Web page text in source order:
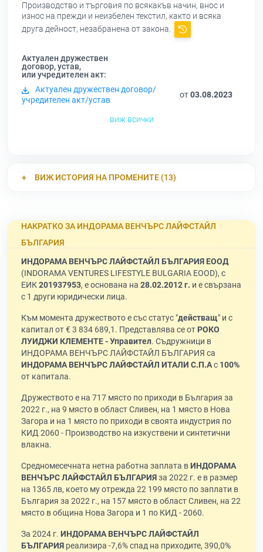
Производство и търговия по всякакъв начин, внос и
износ на прежди и неизбелен текстил, както и всяка
друга дейност, незабранена от закона.
Актуален дружествен
договор, устав,
или учредителен акт:
Актуален дружествен договор/
учредителен акт/устав
от03.08.2023
виж всички
ВИЖ ИСТОРИЯ НА ПРОМЕНИТЕ (13)
НАКРАТКО ЗА ИНДОРАМА ВЕНЧЪРС ЛАЙФСТАЙЛ
БЪЛГАРИЯ
ИНДОРАМА ВЕНЧЪРС ЛАЙФСТАЙЛ БЪЛГАРИЯ ЕООД
(INDORAMA VENTURES LIFESTYLE BULGARIA EOOD), с
ЕИК201937953, е основана на 28.02.2012 г. и е свързана
с 1 други юридически лица.
Към момента дружеството е със статус "действащ" и с
капитал от € 3 834 689,1. Представлява се от РОКО
ЛУИДЖИ КЛЕМЕНТЕ - Управител. Съдружници в
ИНДОРАМА ВЕНЧЪРС ЛАЙФСТАЙЛ БЪЛГАРИЯ са
ИНДОРАМА ВЕНЧЪРС ЛАЙФСТАЙЛ ИТАЛИ С.П.Ас 100%
от капитала.
Дружеството е на 717 място по приходи в България за
2022 г., на 9 място в област Сливен, на 1 място в Нова
Загора и на 1 място по приходи в своята индустрия по
КИД 2060 - Производство на изкуствени и синтетични
влакна.
Средномесечната нетна работна заплата вИНДОРАМА
ВЕНЧЪРС ЛАЙФСТАЙЛ БЪЛГАРИЯза 2022 г. е в размер
на 1365 лв, което му отрежда 22 199 място по заплати в
България за 2022 г., на 157 място в област Сливен, на 22
място в община Нова Загора и 1 по КИД - 2060.
За 2024 г. ИНДОРАМА ВЕНЧЪРС ЛАЙФСТАЙЛ
БЪЛГАРИЯ реализира -7,6% спад на приходите, 390,0%